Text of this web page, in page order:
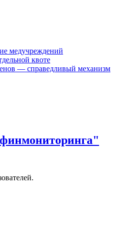
медучреждений
квоте
— справедливый механизм